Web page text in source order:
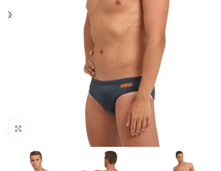
Kliknite za uvećanje